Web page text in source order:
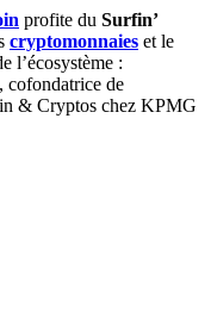
profite du Surfin’
cryptomonnaies et le
l’écosystème :
, cofondatrice de
& Cryptos chez KPMG